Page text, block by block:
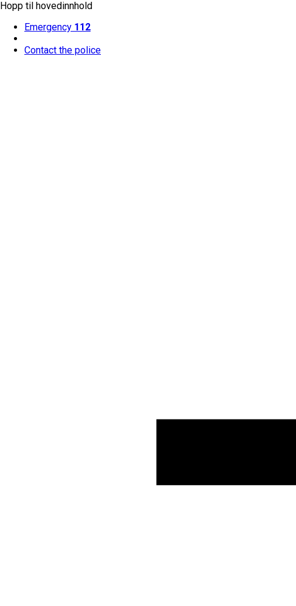
Hopp til hovedinnhold
Emergency 112
Contact the police